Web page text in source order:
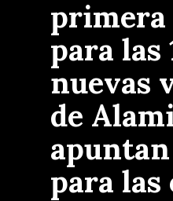
primera
para las
nuevas
de
para las